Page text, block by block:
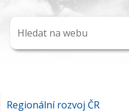
Regionální rozvoj ČR